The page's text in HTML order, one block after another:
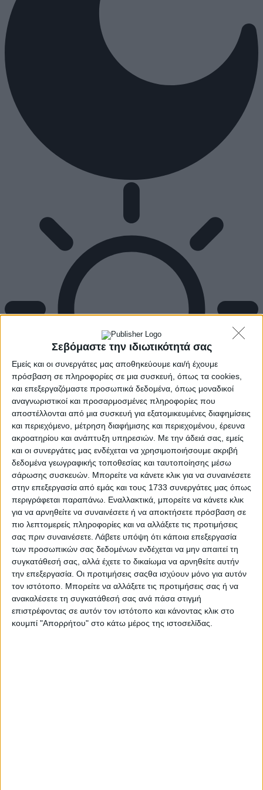
Σεβόμαστε την ιδιωτικότητά σας
Εμείς και οι συνεργάτες μας αποθηκεύουμε και/ή έχουμε
πρόσβαση σε πληροφορίες σε μια συσκευή, όπως τα cookies,
και επεξεργαζόμαστε προσωπικά δεδομένα, όπως μοναδικοί
αναγνωριστικοί και προσαρμοσμένες πληροφορίες που
αποστέλλονται από μια συσκευή για εξατομικευμένες διαφημίσεις
και περιεχόμενο, μέτρηση διαφήμισης και περιεχομένου, έρευνα
ακροατηρίου και ανάπτυξη υπηρεσιών. Με την άδειά σας, εμείς
και οι συνεργάτες μας ενδέχεται να χρησιμοποιήσουμε ακριβή
δεδομένα γεωγραφικής τοποθεσίας και ταυτοποίησης μέσω
σάρωσης συσκευών. Μπορείτε να κάνετε κλικ για να συναινέσετε
στην επεξεργασία από εμάς και τους 1733 συνεργάτες μας όπως
περιγράφεται παραπάνω. Εναλλακτικά, μπορείτε να κάνετε κλικ
για να αρνηθείτε να συναινέσετε ή να αποκτήσετε πρόσβαση σε
πιο λεπτομερείς πληροφορίες και να αλλάξετε τις προτιμήσεις
σας πριν συναινέσετε. Λάβετε υπόψη ότι κάποια επεξεργασία
των προσωπικών σας δεδομένων ενδέχεται να μην απαιτεί τη
συγκατάθεσή σας, αλλά έχετε το δικαίωμα να αρνηθείτε αυτήν
την επεξεργασία. Οι προτιμήσεις σαςθα ισχύουν μόνο για αυτόν
τον ιστότοπο. Μπορείτε να αλλάξετε τις προτιμήσεις σας ή να
ανακαλέσετε τη συγκατάθεσή σας ανά πάσα στιγμή
επιστρέφοντας σε αυτόν τον ιστότοπο και κάνοντας κλικ στο
κουμπί "Απορρήτου" στο κάτω μέρος της ιστοσελίδας.
Αρχική
Ελλάδα
Πολιτική
Εθνικά θέματα
Οικονομία
Αστυνομικό
Διεθνή
Επικοινωνία
Αναζήτηση
Αρχική
Ελλάδα
Πολιτική
Εθνικά θέματα
Οικονομία